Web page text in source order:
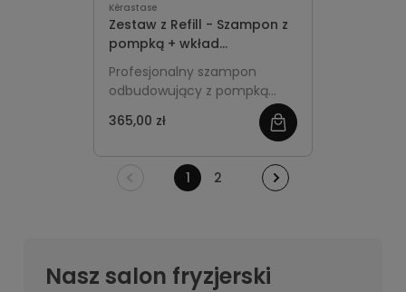
Kérastase
Zestaw z Refill - Szampon z
pompką + wkład
uzupełniający - Kérastase
Première
Profesjonalny szampon
odbudowujący z pompką
zapewniają intensywną
uzupełniania.
365,00 zł
zobacz
więcej
1
2
Nasz salon fryzjerski